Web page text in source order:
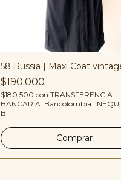
58 Russia | Maxi Coat
$190.000
$180.500 con TRANSFERENCIA
BANCARIA: Bancolombia |
B